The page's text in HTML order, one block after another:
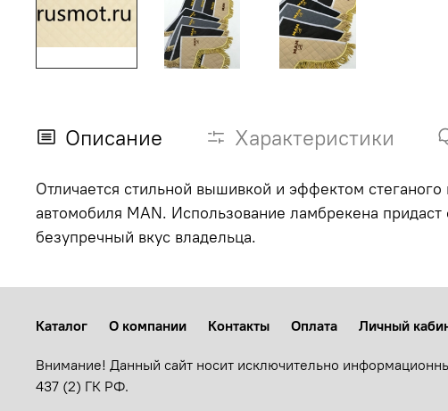
Описание Характеристики
Отличается стильной вышивкой и эффектом
автомобиля MAN. Использование ламбрекена
безупречный вкус владельца.
Каталог О компании Контакты Оплата Личный
Внимание! Данный сайт носит исключительно
437 (2) ГК РФ.